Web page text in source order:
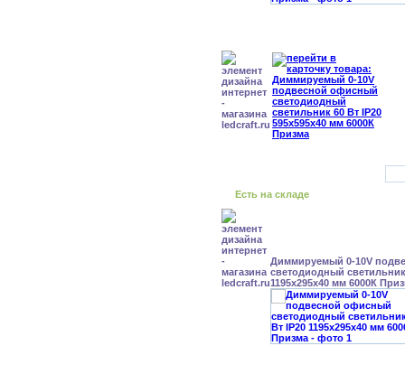
Есть на складе
Диммируемый 0-10V
светодиодный
1195x295x40 мм 6000К